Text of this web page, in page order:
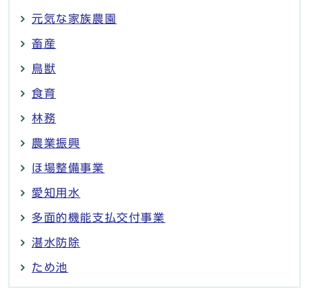
元気な家族農園
畜産
鳥獣
食育
林務
農業振興
ほ場整備事業
愛知用水
多面的機能支払交付事業
湛水防除
ため池